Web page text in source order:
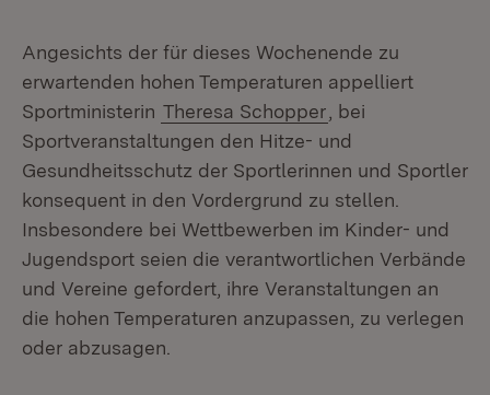
Angesichts der für dieses Wochenende zu
erwartenden hohen Temperaturen appelliert
Sportministerin Theresa Schopper , bei
Sportveranstaltungen den Hitze- und
Gesundheitsschutz der Sportlerinnen und Sportler
konsequent in den Vordergrund zu stellen.
Insbesondere bei Wettbewerben im Kinder- und
Jugendsport seien die verantwortlichen Verbände
und Vereine gefordert, ihre Veranstaltungen an
die hohen Temperaturen anzupassen, zu verlegen
oder abzusagen.